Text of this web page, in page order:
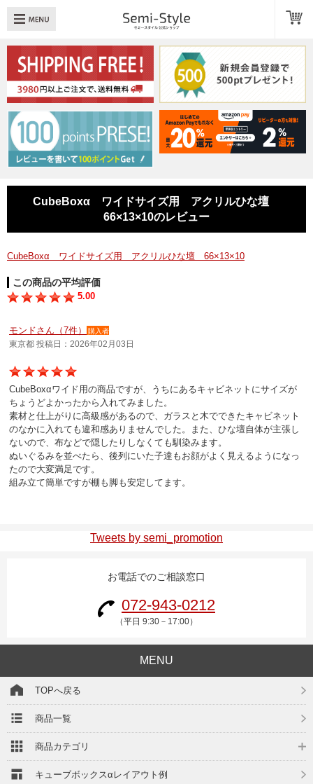
：透明扉 引き出し LED
へ戻る
品一覧
品カテゴリ
ューブボックスαレイアウト例
料・お支払いについて
イページ/会員登録
概要
問い合わせ
CubeBoxα ワイドサイズ用 アクリルひな壇
66×13×10のレビュー
CubeBoxα ワイドサイズ用 アクリルひな壇 66×13×10
この商品の平均評価
5.00
モンドさん（7件） 購入者
東京都 投稿日：2026年02月03日
CubeBoxαワイド用の商品ですが、うちにあるキャビネットにサイズが
ちょうどよかったから入れてみました。
素材と仕上がりに高級感があるので、ガラスと木でできたキャビネット
のなかに入れても違和感ありませんでした。また、ひな壇自体が主張し
ないので、布などで隠したりしなくても馴染みます。
ぬいぐるみを並べたら、後列にいた子達もお顔がよく見えるようになっ
たので大変満足です。
組み立て簡単ですが棚も脚も安定してます。
Tweets by semi_promotion
お電話でのご相談窓口
072-943-0212
（平日 9:30－17:00）
MENU
TOPへ戻る
商品一覧
商品カテゴリ
キューブボックスαレイアウト例